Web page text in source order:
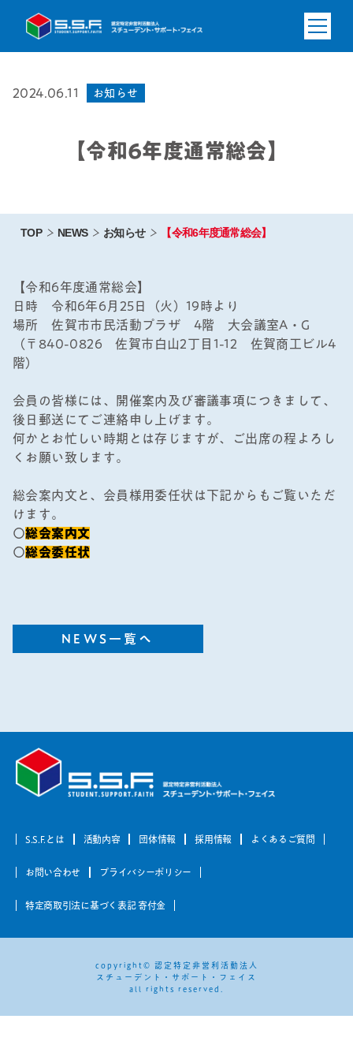
2024.06.11 お知らせ
【令和6年度通常総会】
TOP NEWS お知らせ 【令和6年度通常総会】
【令和6年度通常総会】
日時 令和6年6月25日（火）19時より
場所 佐賀市市民活動プラザ 4階 大会議室A・G
（〒840-0826 佐賀市白山2丁目1-12 佐賀商工ビル4
階）
会員の皆様には、開催案内及び審議事項につきまして、
後日郵送にてご連絡申し上げます。
何かとお忙しい時期とは存じますが、ご出席の程よろし
くお願い致します。
総会案内文と、会員様用委任状は下記からもご覧いただ
けます。
〇総会案内文
〇総会委任状
NEWS一覧へ
S.S.F.とは 活動内容 団体情報 採用情報 よくあるご質問
お問い合わせ プライバシーポリシー
特定商取引法に基づく表記 寄付金
copyright© 認定特定非営利活動法人
スチューデント・サポート・フェイス
all rights reserved.